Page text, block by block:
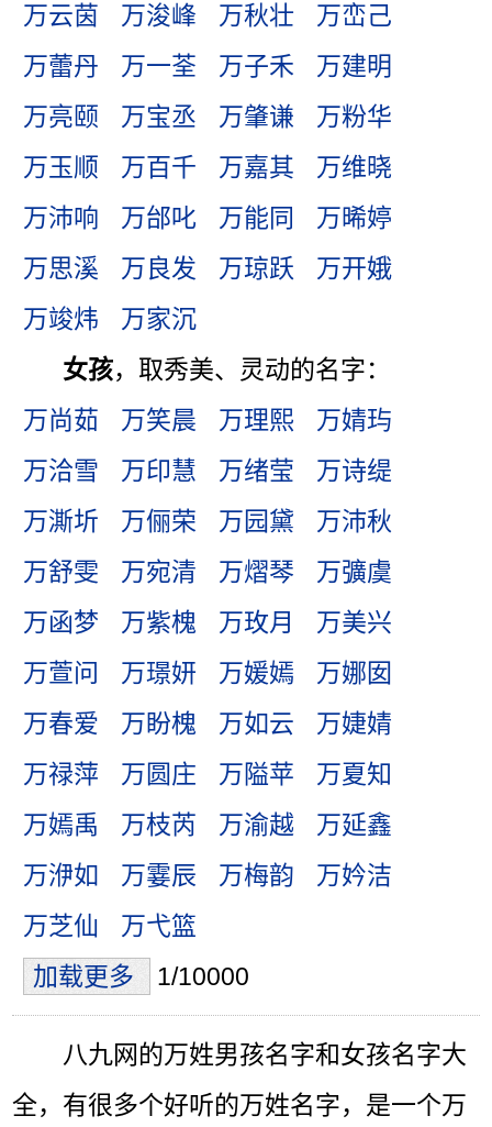
万云茵
万浚峰 万秋壮
万峦己
万蕾丹
万一荃 万子禾
万建明
万亮颐
万宝丞 万肇谦
万粉华
万玉顺
万百千 万嘉其
万维晓
万沛响
万邰叱 万能同
万晞婷
万思溪
万良发 万琼跃
万开娥
万竣炜
万家沉
女孩，取秀美、灵动的名字：
万尚茹
万笑晨 万理熙
万婧玙
万洽雪
万印慧 万绪莹
万诗缇
万澌圻
万俪荣 万园黛
万沛秋
万舒雯
万宛清 万熠琴
万彍虞
万函梦
万紫槐 万玫月
万美兴
万萱问
万璟妍 万媛嫣
万娜囡
万春爱
万盼槐 万如云
万婕婧
万禄萍
万圆庄 万隘苹
万夏知
万嫣禹
万枝芮 万渝越
万延鑫
万洢如
万霎辰 万梅韵
万妗洁
万芝仙
万弋篮
加载更多
1/10000
八九网的万姓男孩名字和女孩名字大
全，有很多个好听的万姓名字，是一个万